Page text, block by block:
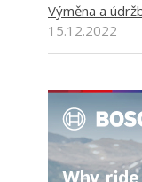
Výměna a
15.12.2022